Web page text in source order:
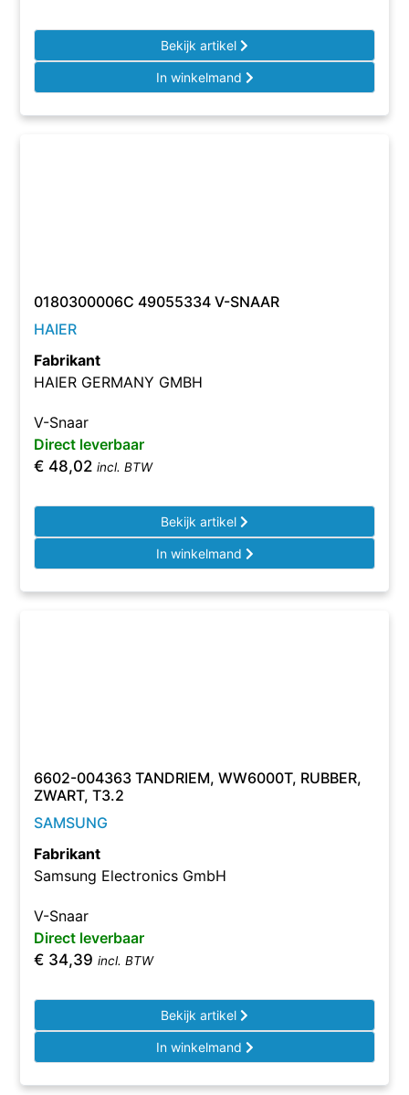
Bekijk artikel
In winkelmand
0180300006C 49055334 V-SNAAR
HAIER
Fabrikant
HAIER GERMANY GMBH
V-Snaar
Direct leverbaar
€ 48,02 incl. BTW
Bekijk artikel
In winkelmand
6602-004363 TANDRIEM, WW6000T, RUBBER,
ZWART, T3.2
SAMSUNG
Fabrikant
Samsung Electronics GmbH
V-Snaar
Direct leverbaar
€ 34,39 incl. BTW
Bekijk artikel
In winkelmand